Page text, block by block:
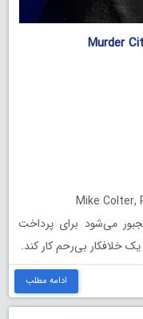
می‌شود برای پرداخت
خلافکار بی‌رحم کار کند.
ادامه مطلب